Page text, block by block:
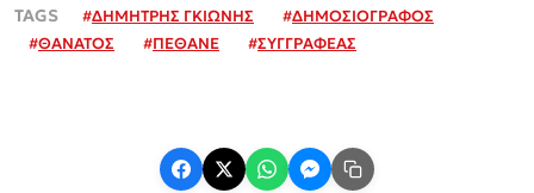
#ΔΗΜΗΤΡΗΣ ΓΚΙΩΝΗΣ #ΔΗΜΟΣΙΟΓΡΑΦΟΣ
#ΘΑΝΑΤΟΣ #ΠΕΘΑΝΕ #ΣΥΓΓΡΑΦΕΑΣ